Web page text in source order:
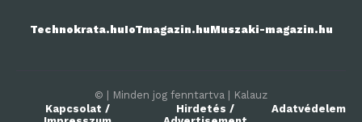
Technokrata.huIoTmagazin.huMuszaki-magazin.hu
© | Minden jog fenntartva | Kalauz
Kapcsolat /
Hirdetés /
Adatvédelem